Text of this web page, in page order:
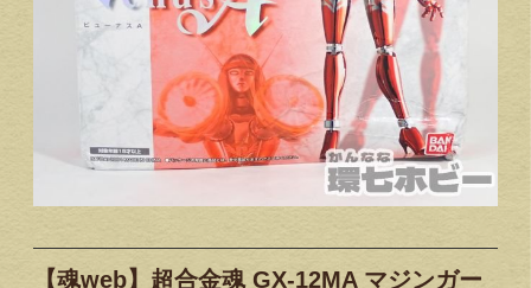
【魂web】超合金魂 GX-12MA マジンガー